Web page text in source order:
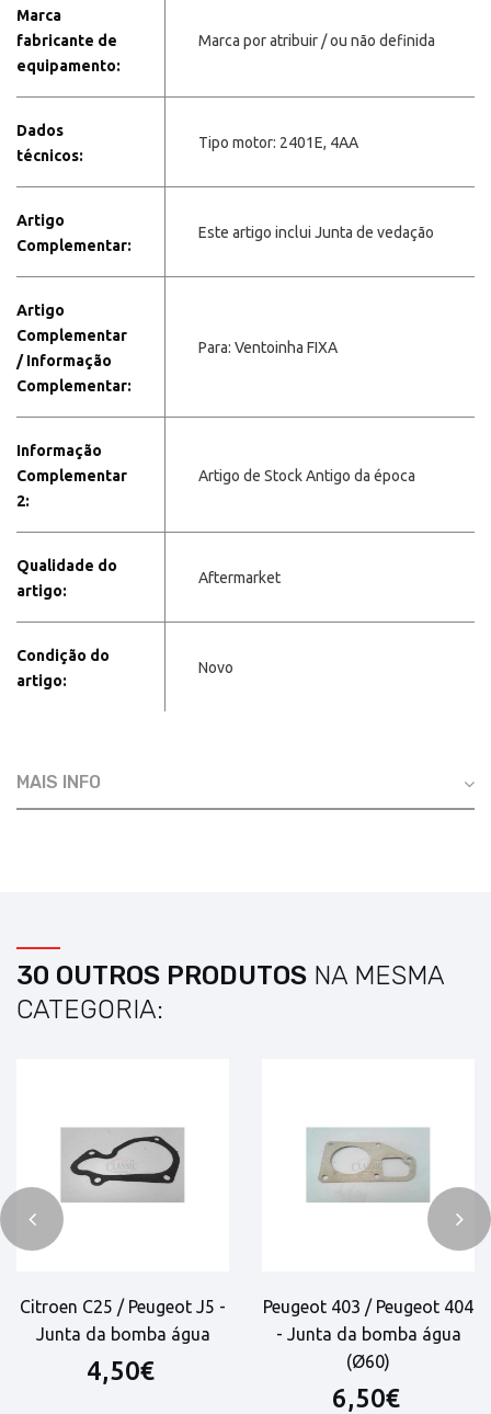
Marca
fabricante de
equipamento:
Marca por atribuir / ou não definida
Dados
técnicos:
Tipo motor: 2401E, 4AA
Artigo
Complementar:
Este artigo inclui Junta de vedação
Artigo
Complementar
/ Informação
Complementar:
Para: Ventoinha FIXA
Informação
Complementar
2:
Artigo de Stock Antigo da época
Qualidade do
artigo:
Aftermarket
Condição do
artigo:
Novo
MAIS INFO
30 OUTROS PRODUTOS NA MESMA
CATEGORIA:
Citroen C25 / Peugeot J5 -
Junta da bomba água
4,50€
Peugeot 403 / Peugeot 404
- Junta da bomba água
(Ø60)
6,50€